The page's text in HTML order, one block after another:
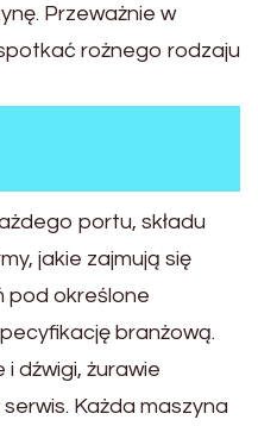
Przeważnie w
rożnego rodzaju
portu, składu
jakie zajmują się
pod określone
branżową.
dźwigi, żurawie
Każda maszyna